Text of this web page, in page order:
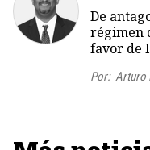
De
régimen
favor de
Por: Arturo